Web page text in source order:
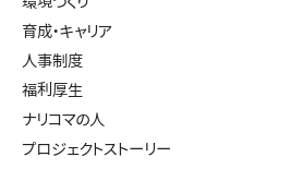
育成・キャリア
人事制度
福利厚生
ナリコマの人
プロジェクトストーリー